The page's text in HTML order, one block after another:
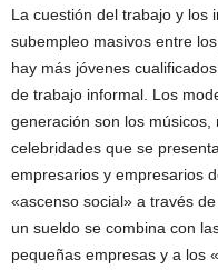
La cuestión del trabajo y los
subempleo masivos entre
hay más jóvenes
de trabajo informal. Los
generación son los
celebridades que se
empresarios y empresarios
«ascenso social» a través
un sueldo se combina con
pequeñas empresas y a los